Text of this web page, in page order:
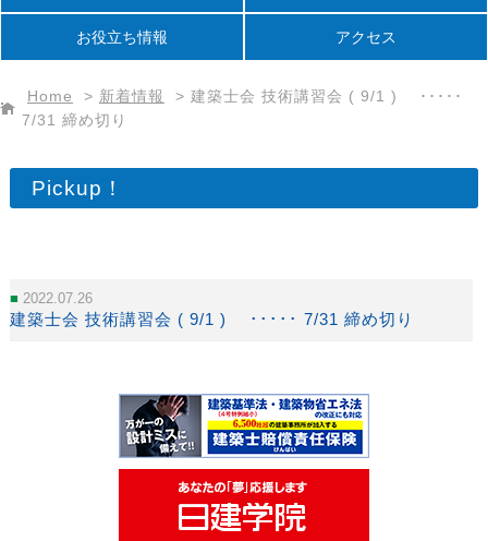
お役立ち情報 アクセス
Home > 新着情報 > 建築士会 技術講習会 ( 9/1 ) ･････
7/31 締め切り
Pickup！
2022.07.26
建築士会 技術講習会 ( 9/1 ) ･････ 7/31 締め切り